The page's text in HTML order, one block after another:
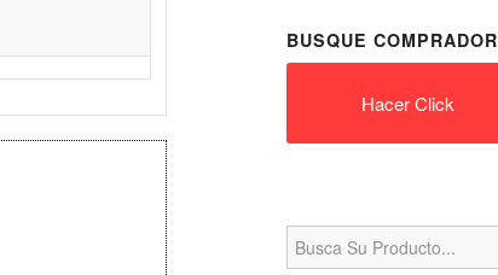
BUSQUE
Hacer Click
Search
for: